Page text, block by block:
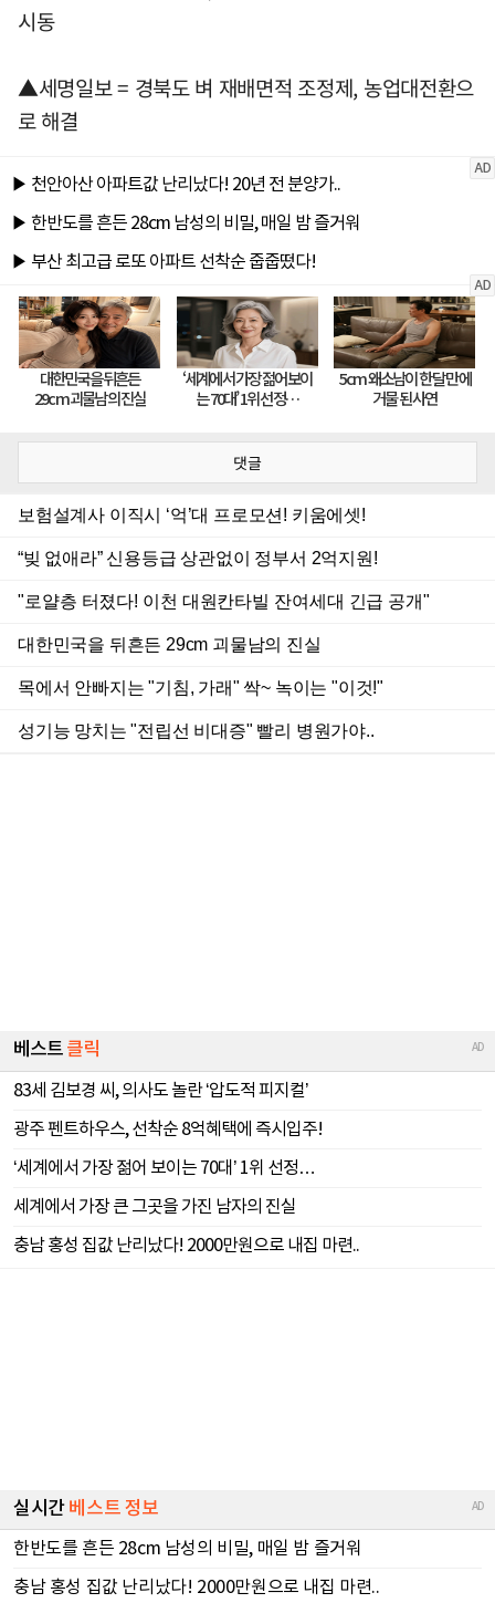
시동
▲세명일보 = 경북도 벼 재배면적 조정제, 농업대전환으
로 해결
댓글